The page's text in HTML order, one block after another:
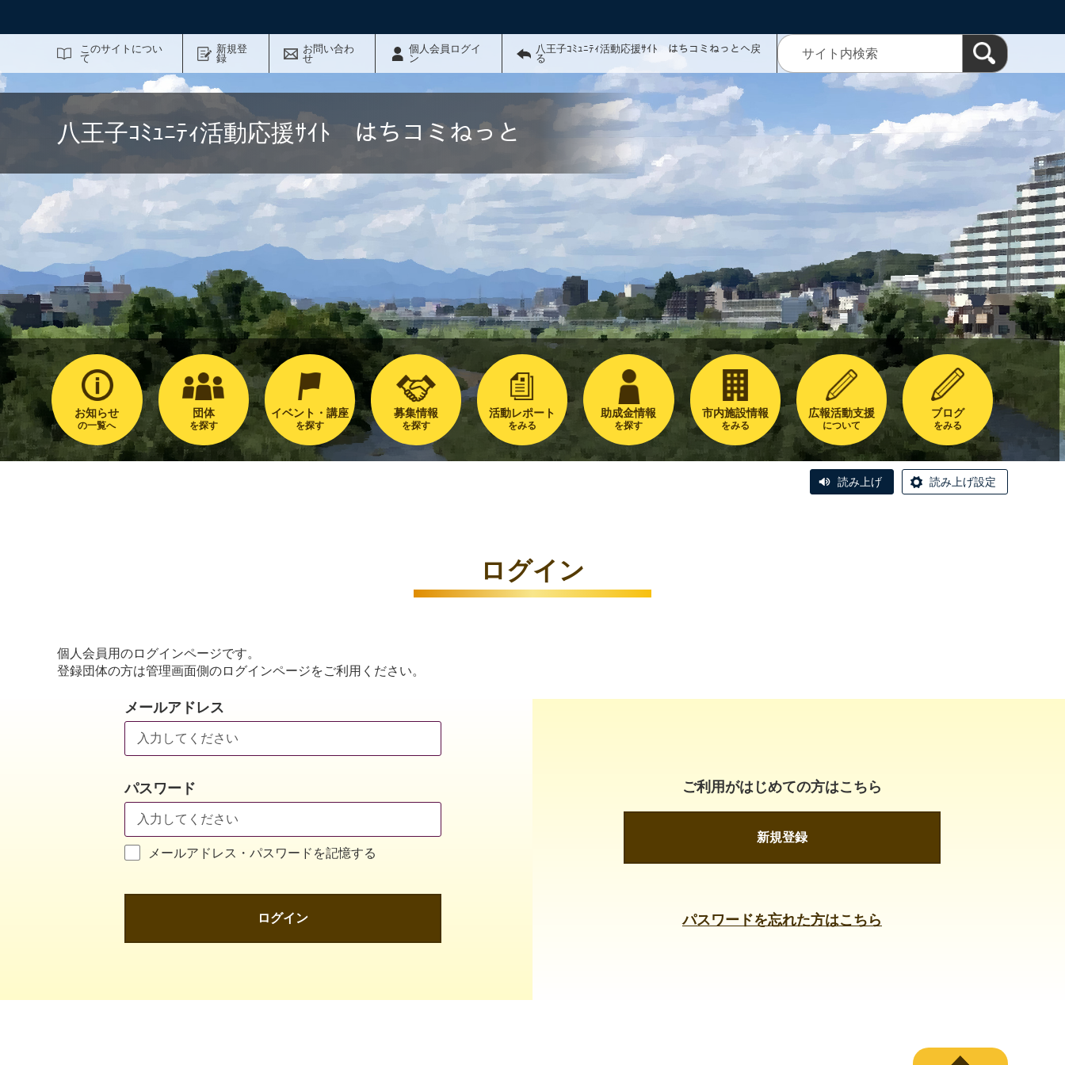
このサイトについ
て
新規登
録
お問い合わ
せ
個人会員ログイ
ン
八王子ｺﾐｭﾆﾃｨ活動応援ｻｲﾄ はちコミねっとへ戻
る
八王子ｺﾐｭﾆﾃｨ活動応援ｻｲﾄ はちコミねっと
お知らせ
の一覧へ
団体
を探す
イベント・講座
を探す
募集情報
を探す
活動レポート
をみる
助成金情報
を探す
市内施設情報
をみる
広報活動支援
について
ブログ
をみる
読み上げ 読み上げ設定
ログイン
個人会員用のログインページです。
登録団体の方は管理画面側のログインページをご利用ください。
メールアドレス
パスワード
メールアドレス・パスワードを記憶する
ログイン
ご利用がはじめての方はこちら
新規登録
パスワードを忘れた方はこちら